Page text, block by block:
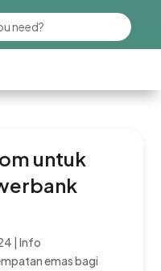
untuk
|Info
emas bagi